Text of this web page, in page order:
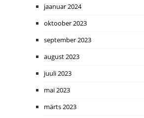
jaanuar 2024
oktoober 2023
september 2023
august 2023
juuli 2023
mai 2023
märts 2023